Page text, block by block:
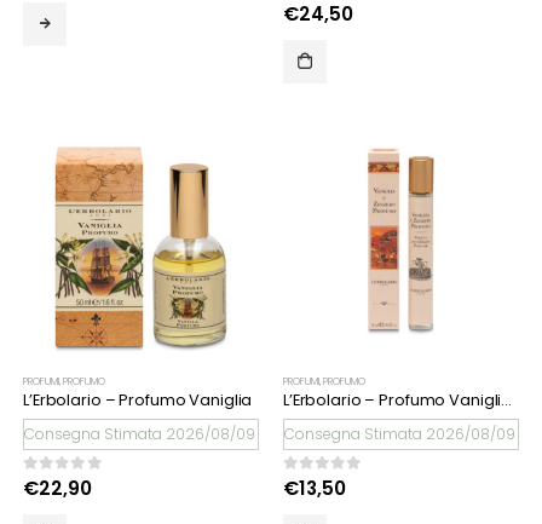
0Su 5
€24,50
PROFUMI,PROFUMO
L’Erbolario – Profumo Vaniglia
Consegna Stimata 2026/08/09
0Su 5
€22,90
PROFUMI,PROFUMO
L’Erbolario – Profumo Vaniglia e Zenzero
Consegna Stimata 2026/08/09
0Su 5
€13,50